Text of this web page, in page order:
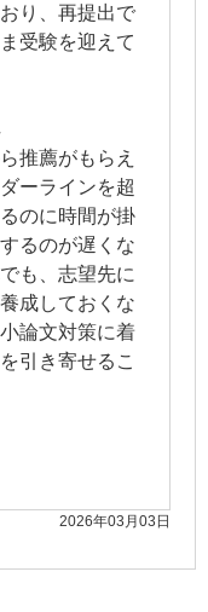
り、再提出で
受験を迎えて
推薦がもらえ
ーラインを超
のに時間が掛
るのが遅くな
も、志望先に
成しておくな
論文対策に着
引き寄せるこ
2026年03月03日